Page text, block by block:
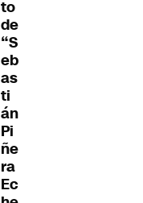
to
de
“S
eb
as
ti
án
Pi
ñe
ra
Ec